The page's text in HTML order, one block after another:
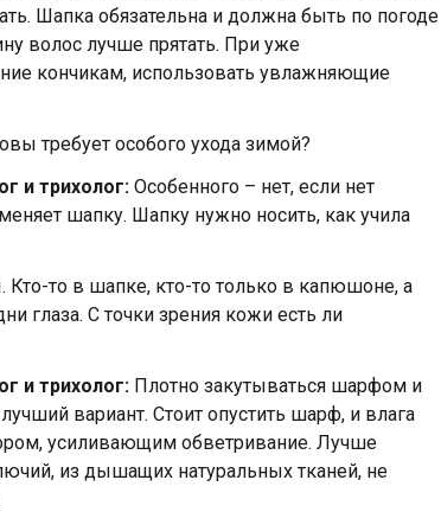
Шапка обязательна и должна быть по погоде
волос лучше прятать. При уже
кончикам, использовать увлажняющие
требует особого ухода зимой?
и трихолог: Особенного – нет, если нет
шапку. Шапку нужно носить, как учила
то в шапке, кто-то только в капюшоне, а
глаза. С точки зрения кожи есть ли
и трихолог: Плотно закутываться шарфом и
вариант. Стоит опустить шарф, и влага
усиливающим обветривание. Лучше
из дышащих натуральных тканей, не